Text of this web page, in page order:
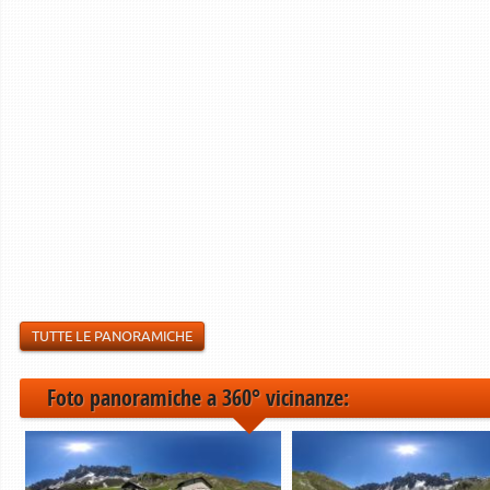
TUTTE LE PANORAMICHE
Foto panoramiche a 360° vicinanze: